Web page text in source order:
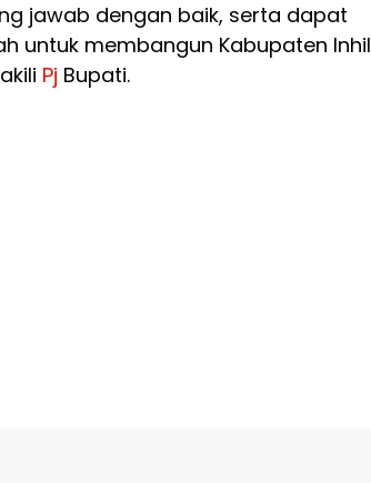
jawab dengan baik, serta dapat
untuk membangun Kabupaten Inhil
Pj Bupati.